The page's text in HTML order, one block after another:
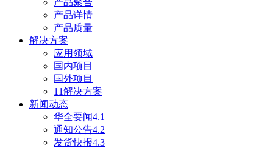
产品聚合
产品详情
产品质量
解决方案
应用领域
国内项目
国外项目
11解决方案
新闻动态
华全要闻4.1
通知公告4.2
发货快报4.3